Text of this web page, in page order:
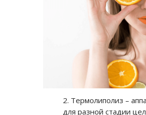
Термолиполиз –
для разной стадии